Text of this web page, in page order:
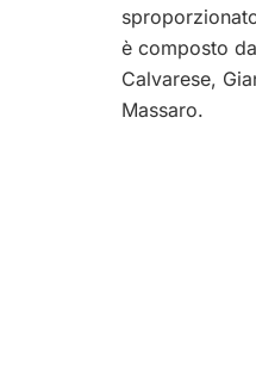
è composto
Calvarese,
Massaro.